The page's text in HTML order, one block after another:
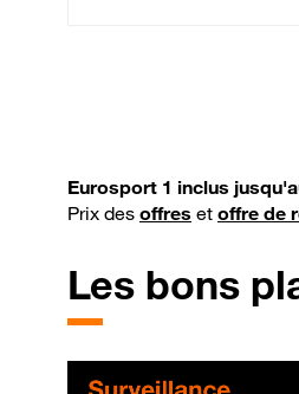
Eurosport 1 inclus
Prix des offres et offre de
Les bons